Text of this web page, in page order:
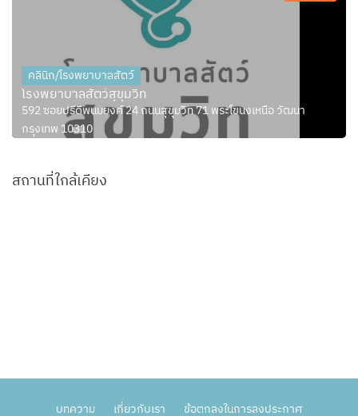
คลินิก/โรงพยาบาลสัตว์
โรงพยาบาลสัตว์สุขุมวิท
592 ซอยปรีดีพนมยงค์ 24 ถนนสุขุมวิท 71 พระโขนงเหนือ วัฒนา
กรุงเทพ 10310
สถานที่ใกล้เคียง
บทความ เกี่ยวกับเรา ข้อตกลงในการลงประกาศ